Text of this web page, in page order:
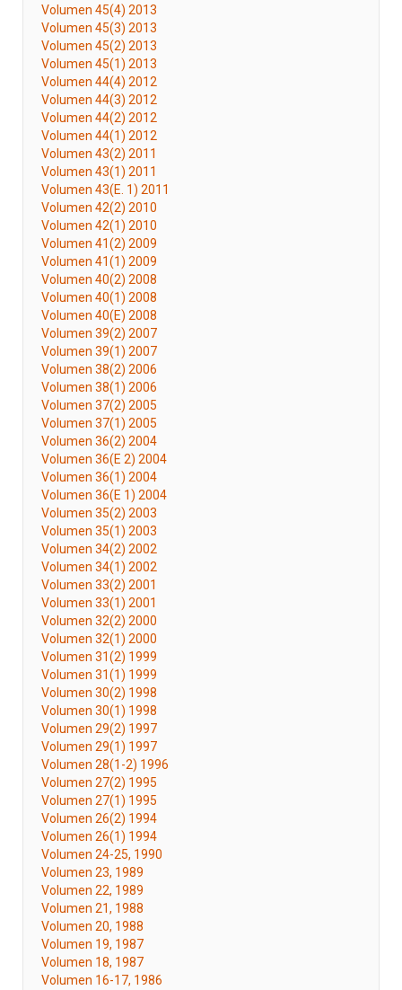
Volumen 45(4) 2013
Volumen 45(3) 2013
Volumen 45(2) 2013
Volumen 45(1) 2013
Volumen 44(4) 2012
Volumen 44(3) 2012
Volumen 44(2) 2012
Volumen 44(1) 2012
Volumen 43(2) 2011
Volumen 43(1) 2011
Volumen 43(E. 1) 2011
Volumen 42(2) 2010
Volumen 42(1) 2010
Volumen 41(2) 2009
Volumen 41(1) 2009
Volumen 40(2) 2008
Volumen 40(1) 2008
Volumen 40(E) 2008
Volumen 39(2) 2007
Volumen 39(1) 2007
Volumen 38(2) 2006
Volumen 38(1) 2006
Volumen 37(2) 2005
Volumen 37(1) 2005
Volumen 36(2) 2004
Volumen 36(E 2) 2004
Volumen 36(1) 2004
Volumen 36(E 1) 2004
Volumen 35(2) 2003
Volumen 35(1) 2003
Volumen 34(2) 2002
Volumen 34(1) 2002
Volumen 33(2) 2001
Volumen 33(1) 2001
Volumen 32(2) 2000
Volumen 32(1) 2000
Volumen 31(2) 1999
Volumen 31(1) 1999
Volumen 30(2) 1998
Volumen 30(1) 1998
Volumen 29(2) 1997
Volumen 29(1) 1997
Volumen 28(1-2) 1996
Volumen 27(2) 1995
Volumen 27(1) 1995
Volumen 26(2) 1994
Volumen 26(1) 1994
Volumen 24-25, 1990
Volumen 23, 1989
Volumen 22, 1989
Volumen 21, 1988
Volumen 20, 1988
Volumen 19, 1987
Volumen 18, 1987
Volumen 16-17, 1986